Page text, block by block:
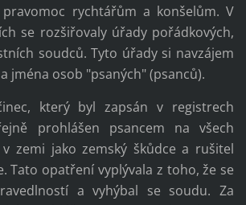
rychtářům a konšelům. V
se rozšiřovaly úřady pořádkových,
soudců. Tyto úřady si navzájem
jména osob "psaných" (psanců).
který byl zapsán v registrech
prohlášen psancem na všech
zemi jako zemský škůdce a rušitel
Tato opatření vyplývala z toho, že se
a vyhýbal se soudu. Za